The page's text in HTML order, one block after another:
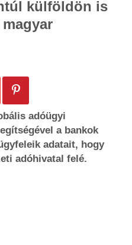
külföldön is
adóügyi
a bankok
adatait, hogy
adóhivatal felé.